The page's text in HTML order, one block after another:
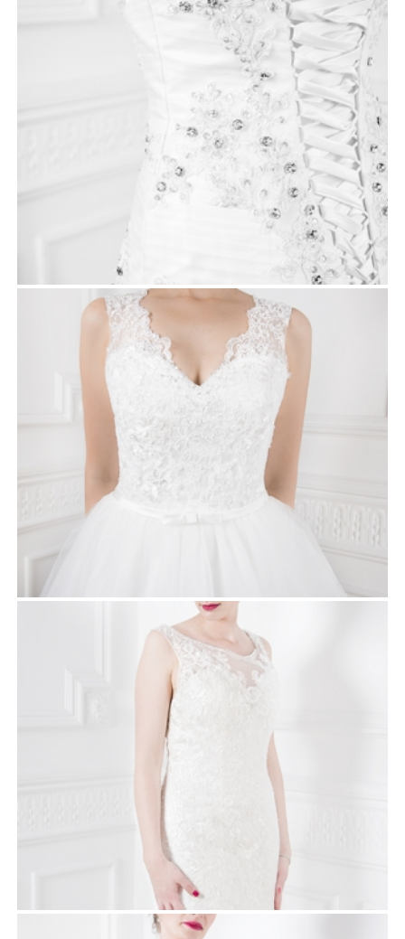
Robes de mariée
Robes de mariée
GRACE
Robes de mariée